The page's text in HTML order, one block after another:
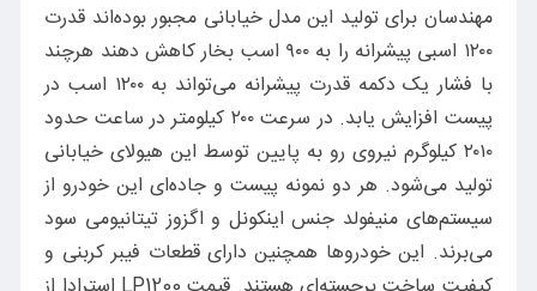
مهندسان برای تولید این مدل خیابانی مجبور بوده‌اند قدرت
۱۲۰۰ اسبی پیشرانه را به ۹۰۰ اسب بخار کاهش دهند هرچند
با فشار یک دکمه قدرت پیشرانه می‌تواند به ۱۲۰۰ اسب در
پیست افزایش یابد. در سرعت ۲۰۰ کیلومتر در ساعت حدود
۲۰۱۰ کیلوگرم نیروی رو به پایین توسط این هیولای خیابانی
تولید می‌شود. هر دو نمونه پیست و جاده‌ای این خودرو از
سیستم‌های منیفولد جنس اینکونل و اگزوز تیتانیومی سود
می‌برند. این خودروها همچنین دارای قطعات فیبر کربنی و